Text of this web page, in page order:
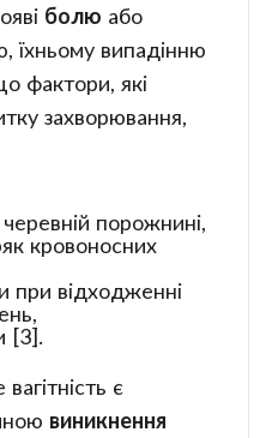
болю або
їхньому випадінню
фактори, які
захворювання,
порожнині,
кровоносних
при відходженні
[3].
є
виникнення